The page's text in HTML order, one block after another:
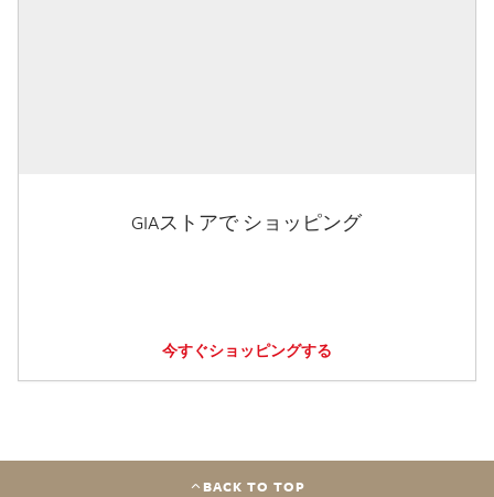
GIAストアで ショッピング
今すぐショッピングする
BACK TO TOP